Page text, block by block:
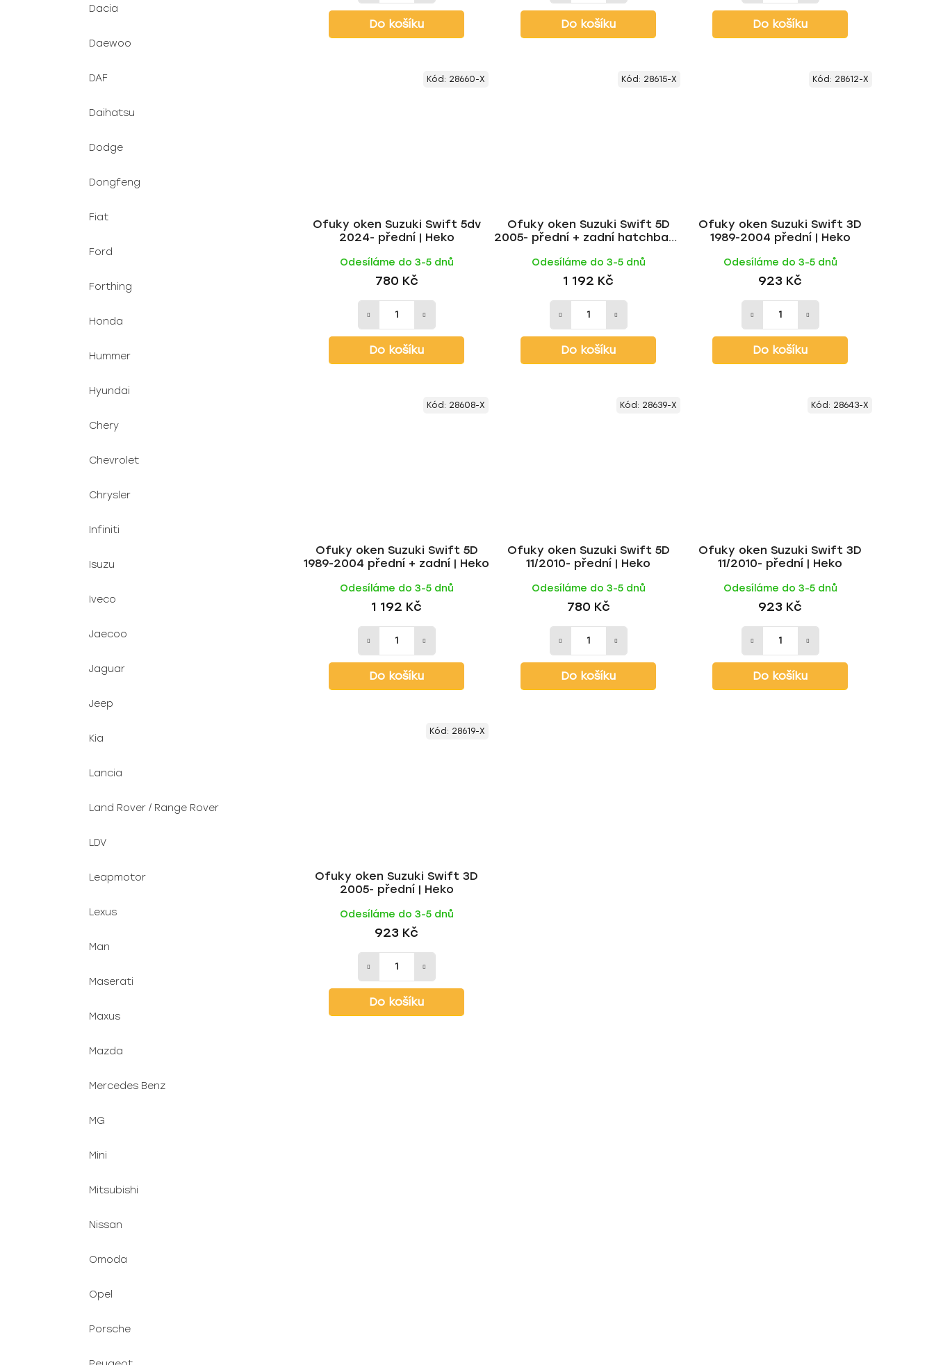
Dacia
Daewoo
DAF
Daihatsu
Dodge
Dongfeng
Fiat
Ford
Forthing
Honda
Hummer
Hyundai
Chery
Chevrolet
Chrysler
Infiniti
Isuzu
Iveco
Jaecoo
Jaguar
Jeep
Kia
Lancia
Land Rover / Range Rover
LDV
Leapmotor
Lexus
Man
Maserati
Maxus
Mazda
Mercedes Benz
MG
Mini
Mitsubishi
Nissan
Omoda
Opel
Porsche
Do košíku Do košíku Do košíku
Ofuky oken Suzuki Swift 5dv
2024- přední | Heko
Odesíláme do 3-5 dnů
780 Kč
Do košíku
Kód: 28660-X
Ofuky oken Suzuki Swift 5D
2005- přední + zadní hatchback
Odesíláme do 3-5 dnů
1 192 Kč
Do košíku
Kód: 28615-X
Ofuky oken Suzuki Swift 3D
1989-2004 přední | Heko
Odesíláme do 3-5 dnů
923 Kč
Do košíku
Kód: 28612-X
Ofuky oken Suzuki Swift 5D
1989-2004 přední + zadní | Heko
Odesíláme do 3-5 dnů
1 192 Kč
Do košíku
Kód: 28608-X
Ofuky oken Suzuki Swift 5D
11/2010- přední | Heko
Odesíláme do 3-5 dnů
780 Kč
Do košíku
Kód: 28639-X
Ofuky oken Suzuki Swift 3D
11/2010- přední | Heko
Odesíláme do 3-5 dnů
923 Kč
Do košíku
Kód: 28643-X
Ofuky oken Suzuki Swift 3D
2005- přední | Heko
Odesíláme do 3-5 dnů
923 Kč
Do košíku
Kód: 28619-X